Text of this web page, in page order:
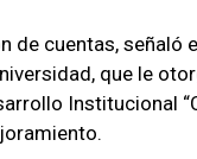
de cuentas, señaló
que le
Institucional